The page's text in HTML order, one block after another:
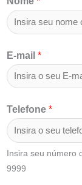
p
o
d
m
o
s
*
E-mail *
Telefone *
Insira seu número
9999